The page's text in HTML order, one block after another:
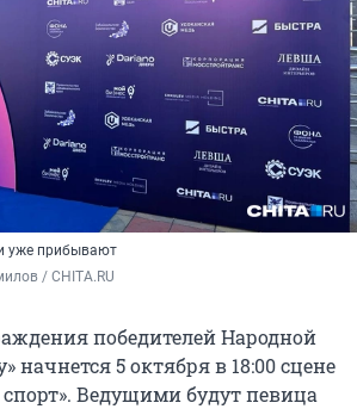
уже прибывают
/ CHITA.RU
победителей Народной
начнется 5 октября в 18:00 сцене
Ведущими будут певица